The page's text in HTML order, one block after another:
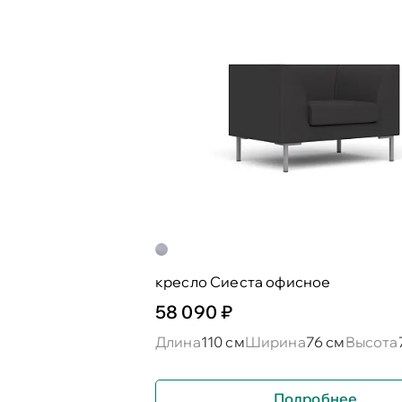
кресло Сиеста офисное
58 090 ₽
Длина110 смШирина76 смВысота
Подробнее